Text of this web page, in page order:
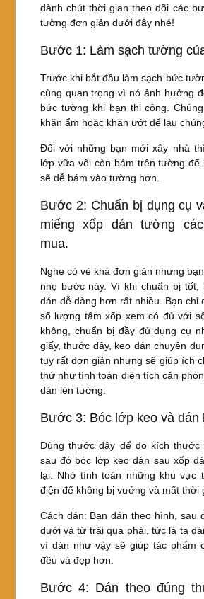
dành chút thời gian theo dõi các
tường đơn giản dưới đây nhé!
Bước 1: Làm sạch tường
Trước khi bắt đầu làm sạch bức
cùng quan trọng vì nó ảnh hưởng
bức tường khi bạn thi công.
khăn ẩm hoặc khăn ướt để lau
Đối với những bạn mới xây nhà
lớp vữa vôi còn bám trên tường để
sẽ dễ bám vào tường hơn.
Bước 2: Chuẩn bị dụng cụ
miếng xốp dán tường
mua.
Nghe có vẻ khá đơn giản nhưng
nhẹ bước này. Vì khi chuẩn bị tốt,
dán dễ dàng hơn rất nhiều. Bạn chỉ
số lượng tấm xốp xem có đủ với
không, chuẩn bị đầy đủ dụng cụ
giấy, thước dây, keo dán chuyên
tuy rất đơn giản nhưng sẽ giúp ích
thứ như tính toán diện tích căn
dán lên tường.
Bước 3: Bóc lớp keo và dán
Dùng thước dây để đo kích thước
sau đó bóc lớp keo dán sau xốp
lại. Nhớ tính toán những khu vực
điện để không bị vướng và mất thời
Cách dán: Bạn dán theo hình, sau
dưới và từ trái qua phải, tức là ta
vì dán như vậy sẽ giúp tác phẩm
đều và đẹp hơn.
Bước 4: Dán theo đúng